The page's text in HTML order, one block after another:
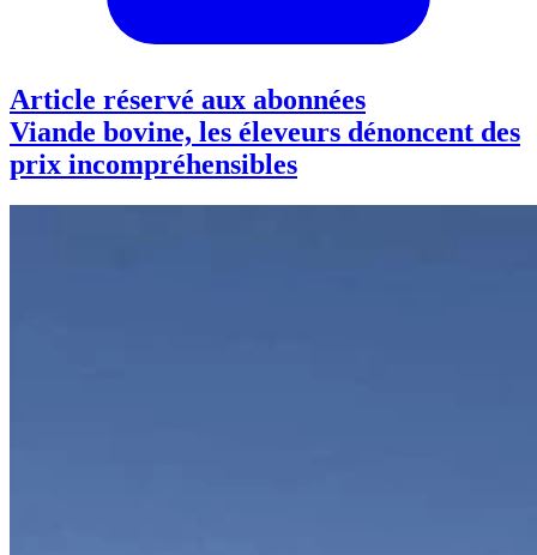
Article réservé aux abonnées
Viande bovine, les éleveurs dénoncent des
prix incompréhensibles